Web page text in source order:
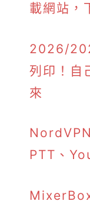
載網站，
2026/
列印！自
來
PTT、